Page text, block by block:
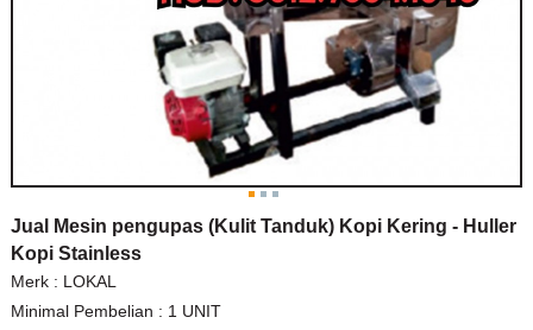
Jual Mesin pengupas (Kulit Tanduk) Kopi Kering - Huller
Kopi Stainless
Merk : LOKAL
Minimal Pembelian : 1 UNIT